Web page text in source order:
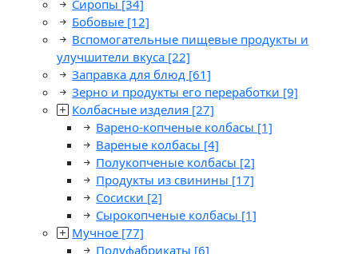
Сиропы [34]
Бобовые [12]
Вспомогательные пищевые продукты и
улучшители вкуса [22]
Заправка для блюд [61]
Зерно и продукты его переработки [9]
Колбасные изделия [27]
Варено-копченые колбасы [1]
Вареные колбасы [4]
Полукопченые колбасы [2]
Продукты из свинины [17]
Сосиски [2]
Сырокопченые колбасы [1]
Мучное [77]
Полуфабрикаты [6]